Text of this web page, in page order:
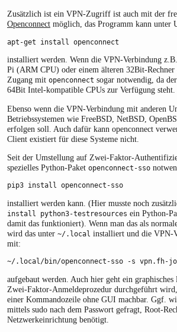
Zusätzlich ist ein VPN-Zugriff ist auch mit der
Openconnect möglich, das Programm kann unter
apt-get install openconnect
installiert werden. Wenn die VPN-Verbindung
Pi (ARM CPU) oder einem älteren 32Bit-
Zugang mit openconnect sogar notwendig, da
64Bit Intel-kompatible CPUs zur Verfügung steht.
Ebenso wenn die VPN-Verbindung mit anderen
Betriebssystemen wie FreeBSD, NetBSD,
erfolgen soll. Auch dafür kann openconnect
Client existiert für diese Systeme nicht.
Seit der Umstellung auf Zwei-Faktor-
spezielles Python-Paket openconnect-sso
pip3 install openconnect-sso
installiert werden kann. (Hier musste noch
install python3-testresources ein Python-
damit das funktioniert). Wenn man das als
wird das unter ~/.local installiert und die VPN-
mit:
~/.local/bin/openconnect-sso -s vpn.fh-
aufgebaut werden. Auch hier geht ein
Zwei-Faktor-Anmeldeprozedur durchgeführt
einer Kommandozeile ohne GUI machbar. Ggf.
mittels sudo nach dem Passwort gefragt, Root-
Netzwerkeinrichtung benötigt.